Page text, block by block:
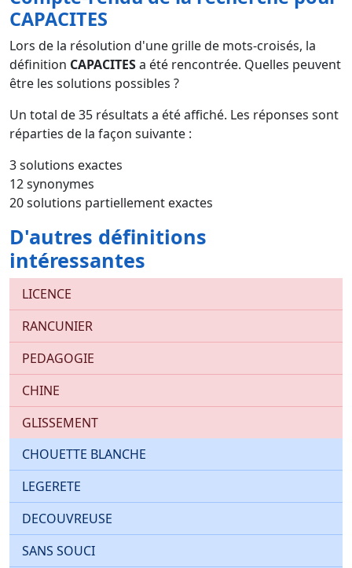
CAPACITES
Lors de la résolution d'une grille de mots-croisés, la
définition CAPACITESa été rencontrée. Quelles peuvent
être les solutions possibles ?
Un total de35 résultats a été affiché. Les réponses sont
réparties de la façon suivante :
3 solutions exactes
12 synonymes
20 solutions partiellement exactes
D'autres définitions
intéressantes
LICENCE
RANCUNIER
PEDAGOGIE
CHINE
GLISSEMENT
CHOUETTE BLANCHE
LEGERETE
DECOUVREUSE
SANS SOUCI